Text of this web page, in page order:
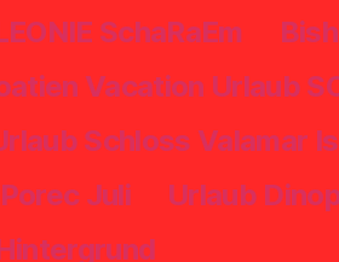
SchaRaEm
Vacation Urlaub
Schloss Valamar
Juli
Urlaub